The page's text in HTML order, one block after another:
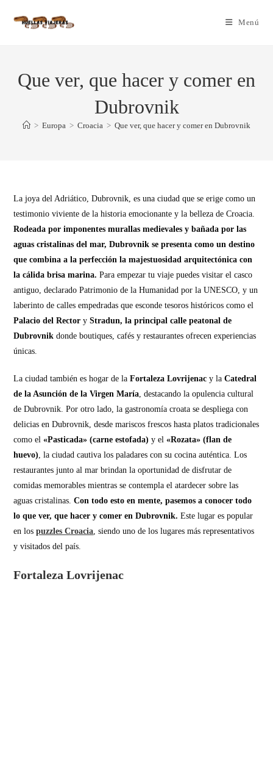
Menú
Que ver, que hacer y comer en
Dubrovnik
> Europa > Croacia > Que ver, que hacer y comer en Dubrovnik
La joya del Adriático, Dubrovnik, es una ciudad que se erige como un
testimonio viviente de la historia emocionante y la belleza de Croacia.
Rodeada por imponentes murallas medievales y bañada por las
aguas cristalinas del mar, Dubrovnik se presenta como un destino
que combina a la perfección la majestuosidad arquitectónica con
la cálida brisa marina.Para empezar tu viaje puedes visitar el casco
antiguo, declarado Patrimonio de la Humanidad por la UNESCO, y un
laberinto de calles empedradas que esconde tesoros históricos como el
Palacio del Rector yStradun, la principal calle peatonal de
Dubrovnik donde boutiques, cafés y restaurantes ofrecen experiencias
únicas.
La ciudad también es hogar de laFortaleza Lovrijenac y laCatedral
de la Asunción de la Virgen María, destacando la opulencia cultural
de Dubrovnik. Por otro lado, la gastronomía croata se despliega con
delicias en Dubrovnik, desde mariscos frescos hasta platos tradicionales
como el«Pasticada» (carne estofada) y el«Rozata» (flan de
huevo), la ciudad cautiva los paladares con su cocina auténtica. Los
restaurantes junto al mar brindan la oportunidad de disfrutar de
comidas memorables mientras se contempla el atardecer sobre las
aguas cristalinas.Con todo esto en mente, pasemos a conocer todo
lo que ver, que hacer y comer en Dubrovnik. Este lugar es popular
en lospuzzles Croacia, siendo uno de los lugares más representativos
y visitados del país.
Fortaleza Lovrijenac